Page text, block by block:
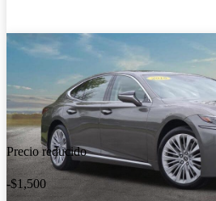
Precio reducido
-$1,500